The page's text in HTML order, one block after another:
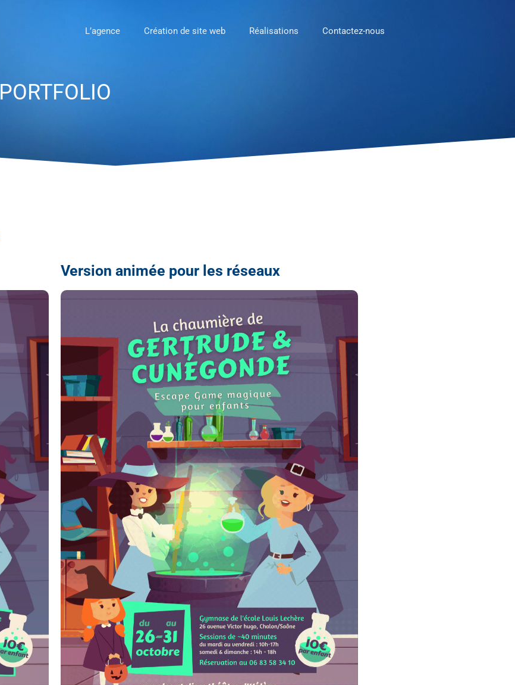
L’agence Création de site web Réalisations Contactez-nous
PORTFOLIO
Version animée pour les réseaux